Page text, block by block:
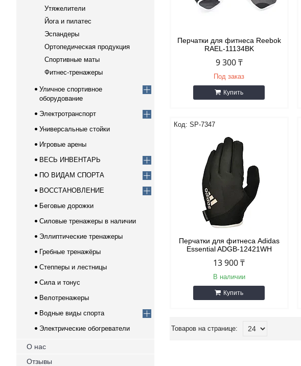
Перчатки для фитнеса Reebok
RAEL-11134BK
9 300 ₸
Под заказ
Купить
SP-7347
Перчатки для фитнеса Adidas
Essential ADGB-12421WH
13 900 ₸
В наличии
Купить
Утяжелители
Йога и пилатес
Эспандеры
Ортопедическая продукция
Спортивные маты
Фитнес-тренажеры
Уличное спортивное
оборудование
Электротранспорт
Универсальные стойки
Игровые арены
ВЕСЬ ИНВЕНТАРЬ
ПО ВИДАМ СПОРТА
ВОССТАНОВЛЕНИЕ
Беговые дорожки
Силовые тренажеры в наличии
Эллиптические тренажеры
Гребные тренажёры
Степперы и лестницы
Сила и тонус
Велотренажеры
Водные виды спорта
Электрические обогреватели
О нас
Отзывы